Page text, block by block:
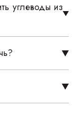
углеводы из